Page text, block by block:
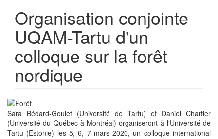
Organisation conjointe
UQAM-Tartu d'un
colloque sur la forêt
nordique
Sara Bédard-Goulet (Université de Tartu) et Daniel Chartier
(Université du Québec à Montréal) organiseront à l'Université de
Tartu (Estonie) les 5, 6, 7 mars 2020, un colloque international